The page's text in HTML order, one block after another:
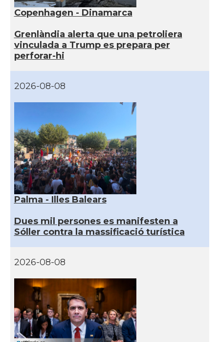
Copenhagen - Dinamarca
Grenlàndia alerta que una petroliera
vinculada a Trump es prepara per
perforar-hi
2026-08-08
Palma - Illes Balears
Dues mil persones es manifesten a
Sóller contra la massificació turística
2026-08-08